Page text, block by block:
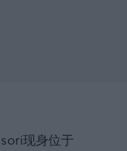
现身位于